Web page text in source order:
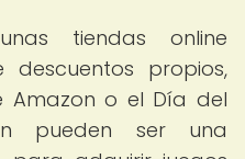
tiendas online
propios,
Amazon o el Día del
pueden ser una